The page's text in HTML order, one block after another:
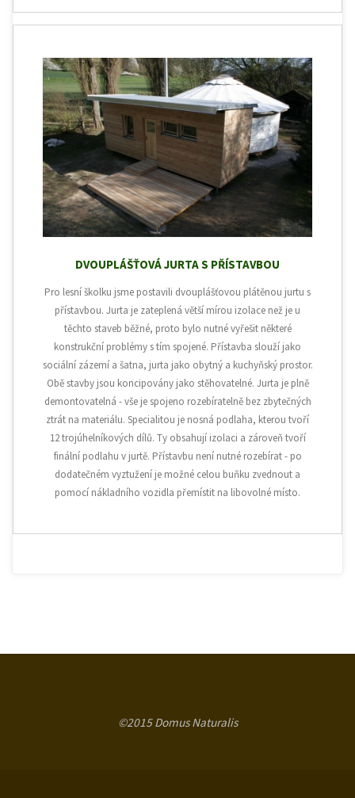
DVOUPLÁŠŤOVÁ JURTA S PŘÍSTAVBOU
Pro lesní školku jsme postavili dvouplášťovou plátěnou jurtu s
přístavbou. Jurta je zateplená větší mírou izolace než je u
těchto staveb běžné, proto bylo nutné vyřešit některé
konstrukční problémy s tím spojené. Přístavba slouží jako
sociální zázemí a šatna, jurta jako obytný a kuchyňský prostor.
Obě stavby jsou koncipovány jako stěhovatelné. Jurta je plně
demontovatelná - vše je spojeno rozebíratelně bez zbytečných
ztrát na materiálu. Specialitou je nosná podlaha, kterou tvoří
12 trojúhelníkových dílů. Ty obsahují izolaci a zároveň tvoří
finální podlahu v jurtě. Přístavbu není nutné rozebírat - po
dodatečném vyztužení je možné celou buňku zvednout a
pomocí nákladního vozidla přemístit na libovolné místo.
©2015 Domus Naturalis